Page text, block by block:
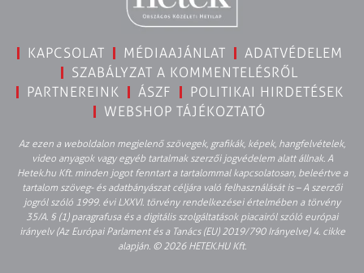
KAPCSOLAT MÉDIAAJÁNLAT
ADATVÉDELEM
SZABÁLYZAT A KOMMENTELÉSRŐL
PARTNEREINK
ÁSZF
POLITIKAI HIRDETÉSEK
WEBSHOP TÁJÉKOZTATÓ
Az ezen a weboldalon megjelenő szövegek, grafikák, képek, hangfelvételek,
video anyagok vagy egyéb tartalmak szerzői jogvédelem alatt állnak. A
Hetek.hu Kft. minden jogot fenntart a tartalommal kapcsolatosan, beleértve a
tartalom szöveg- és adatbányászat céljára való felhasználását is – A szerzői
jogról szóló 1999. évi LXXVI. törvény rendelkezései értelmében a törvény
35/A. § (1) paragrafusa és a digitális szolgáltatások piacairól szóló európai
irányelv (Az Európai Parlament és a Tanács (EU) 2019/790 Irányelve) 4. cikke
alapján. © 2026 HETEK.HU Kft.